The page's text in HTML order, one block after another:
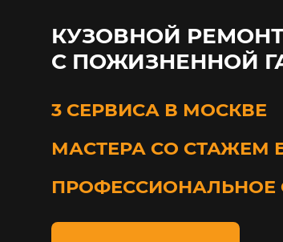
КУЗОВНОЙ
С ПОЖИЗНЕННОЙ
3 СЕРВИСА В МОСКВЕ
МАСТЕРА СО СТАЖЕМ
ПРОФЕССИОНАЛЬНОЕ